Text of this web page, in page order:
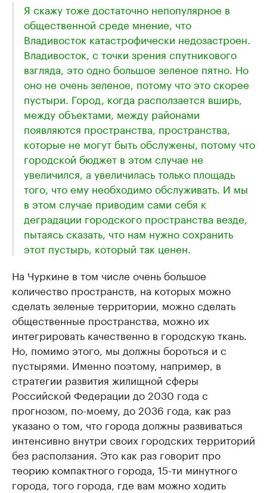
Я скажу тоже достаточно непопулярное в
общественной среде мнение, что
Владивосток катастрофически недозастроен.
Владивосток, с точки зрения спутникового
взгляда, это одно большое зеленое пятно. Но
оно не очень зеленое, потому что это скорее
пустыри. Город, когда расползается вширь,
между объектами, между районами
появляются пространства, пространства,
которые не могут быть обслужены, потому что
городской бюджет в этом случае не
увеличился, а увеличилась только площадь
того, что ему необходимо обслуживать. И мы
в этом случае приводим сами себя к
деградации городского пространства везде,
пытаясь сказать, что нам нужно сохранить
этот пустырь, который так ценен.
На Чуркине в том числе очень большое
количество пространств, на которых можно
сделать зеленые территории, можно сделать
общественные пространства, можно их
интегрировать качественно в городскую ткань.
Но, помимо этого, мы должны бороться и с
пустырями. Именно поэтому, например, в
стратегии развития жилищной сферы
Российской Федерации до 2030 года с
прогнозом, по-моему, до 2036 года, как раз
указано о том, что города должны развиваться
интенсивно внутри своих городских территорий
без расползания. Это как раз говорит про
теорию компактного города, 15-ти минутного
города, того города, где вам можно ходить